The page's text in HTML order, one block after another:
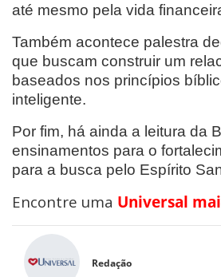
até mesmo pela vida
Também acontece palestra
que buscam construir um
baseados nos princípios
inteligente.
Por fim, há ainda a leitura da
ensinamentos para o
para a busca pelo Espírito
Encontre uma Universal
Redação